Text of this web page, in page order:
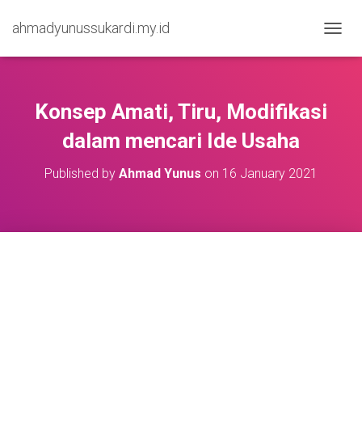
ahmadyunussukardi.my.id
Konsep Amati, Tiru, Modifikasi
dalam mencari Ide Usaha
Published by Ahmad Yunus on 16 January 2021